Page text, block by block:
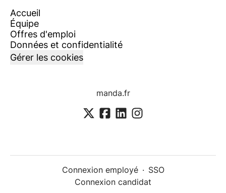
Accueil
Équipe
Offres d'emploi
Données et confidentialité
Gérer les cookies
manda.fr
Connexion employé · SSO
Connexion candidat